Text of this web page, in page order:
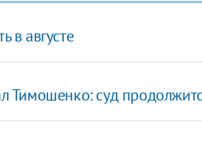
в августе
Тимошенко: суд